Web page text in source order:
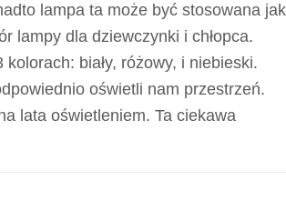
lampa ta może być stosowana
lampy dla dziewczynki i chłopca.
biały, różowy, i niebieski.
oświetli nam przestrzeń.
lata oświetleniem. Ta ciekawa